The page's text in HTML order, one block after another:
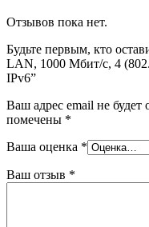
Отзывов пока нет.
Будьте первым, кто
LAN, 1000 Мбит/с, 4
IPv6”
Ваш адрес email не будет
помечены *
Ваша оценка *
Ваш отзыв *